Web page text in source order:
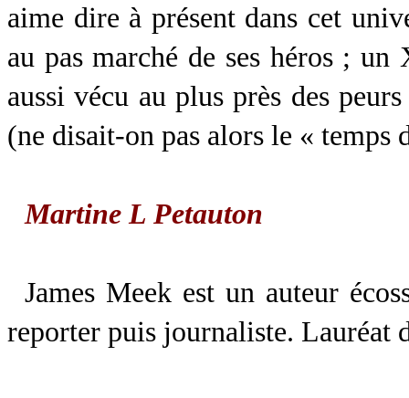
aime dire à présent dans cet
au pas marché de ses héros ;
aussi vécu au plus près des
(ne disait-on pas alors le « temps
Martine L Petauton
James Meek est un auteur
reporter puis journaliste. Lauréat